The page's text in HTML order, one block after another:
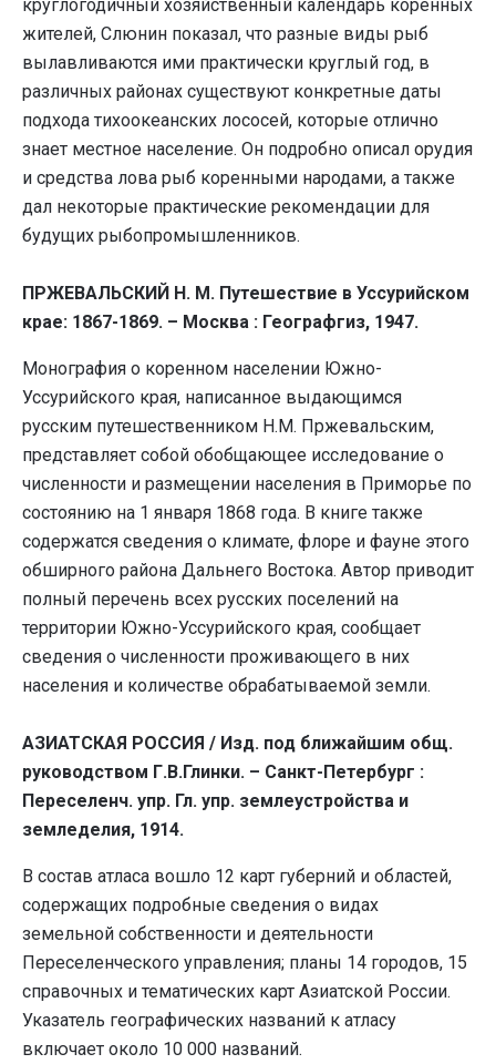
круглогодичный хозяйственный календарь коренных
жителей, Слюнин показал, что разные виды рыб
вылавливаются ими практически круглый год, в
различных районах существуют конкретные даты
подхода тихоокеанских лососей, которые отлично
знает местное население. Он подробно описал орудия
и средства лова рыб коренными народами, а также
дал некоторые практические рекомендации для
будущих рыбопромышленников.
ПРЖЕВАЛЬСКИЙ Н. М. Путешествие в Уссурийском
крае: 1867-1869. – Москва : Географгиз, 1947.
Монография о коренном населении Южно-
Уссурийского края, написанное выдающимся
русским путешественником Н.М. Пржевальским,
представляет собой обобщающее исследование о
численности и размещении населения в Приморье по
состоянию на 1 января 1868 года. В книге также
содержатся сведения о климате, флоре и фауне этого
обширного района Дальнего Востока. Автор приводит
полный перечень всех русских поселений на
территории Южно-Уссурийского края, сообщает
сведения о численности проживающего в них
населения и количестве обрабатываемой земли.
АЗИАТСКАЯ РОССИЯ / Изд. под ближайшим общ.
руководством Г.В.Глинки. – Санкт-Петербург :
Переселенч. упр. Гл. упр. землеустройства и
земледелия, 1914.
В состав атласа вошло 12 карт губерний и областей,
содержащих подробные сведения о видах
земельной собственности и деятельности
Переселенческого управления; планы 14 городов, 15
справочных и тематических карт Азиатской России.
Указатель географических названий к атласу
включает около 10 000 названий.